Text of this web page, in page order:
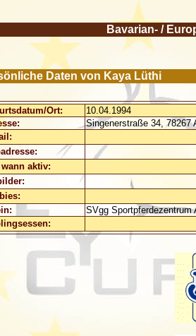
Bavarian- /
Daten von Kaya Lüthi
Ort:
10.04.1994
Singenerstraße 34, 78267
aktiv:
SVgg Sportpferdezentrum